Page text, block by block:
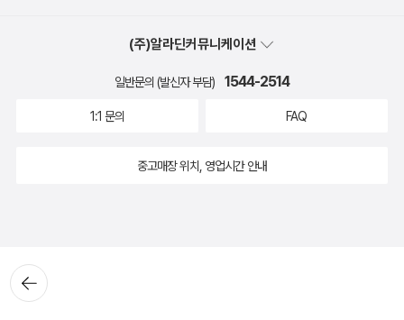
뒤로가
기
(주)알라딘커뮤니케이션
일반문의 (발신자 부담) 1544-2514
1:1 문의 FAQ
중고매장 위치, 영업시간 안내